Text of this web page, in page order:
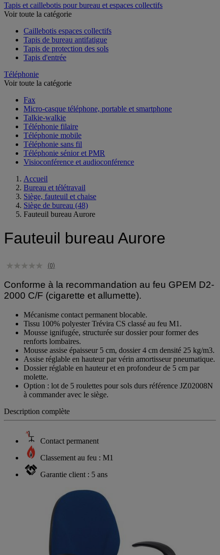
Tapis et caillebotis pour bureau et espaces collectifs
Voir toute la catégorie
Caillebotis espaces collectifs
Tapis de bureau antifatigue
Tapis de protection des sols
Tapis d'entrée
Téléphonie
Voir toute la catégorie
Fax
Micro-casque téléphone, portable et smartphone
Talkie-walkie
Téléphonie filaire
Téléphonie mobile
Téléphonie sans fil
Téléphonie sénior et PMR
Visioconférence et audioconférence
Accueil
Bureau et télétravail
Siège, fauteuil et chaise
Siège de bureau (48)
Fauteuil bureau Aurore
Fauteuil bureau Aurore
(0)
Conforme à la recommandation au feu GPEM D2-
2000 C/F (cigarette et allumette).
Mécanisme contact permanent blocable.
Tissu 100% polyester Trévira CS classé au feu M1.
Mousse ignifugée, structurée sur dossier pour former des
renforts lombaires.
Mousse assise épaisseur 5 cm, dossier 4 cm densité 25 kg/m3.
Assise réglable en hauteur par vérin amortisseur pneumatique.
Dossier réglable en hauteur et en profondeur de 5 cm par
molette.
Option : lot de 5 roulettes pour sols durs référence JZ02008N
à commander avec le siège.
Description complète
Contact permanent
Classement au feu : M1
Garantie client : 5 ans